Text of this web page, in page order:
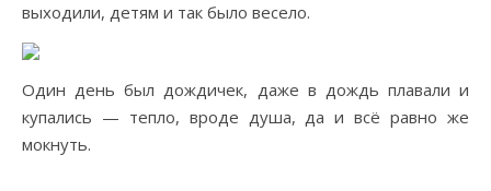
выходили, детям и так было весело.
Один день был дождичек, даже в дождь плавали и
купались — тепло, вроде душа, да и всё равно же
мокнуть.